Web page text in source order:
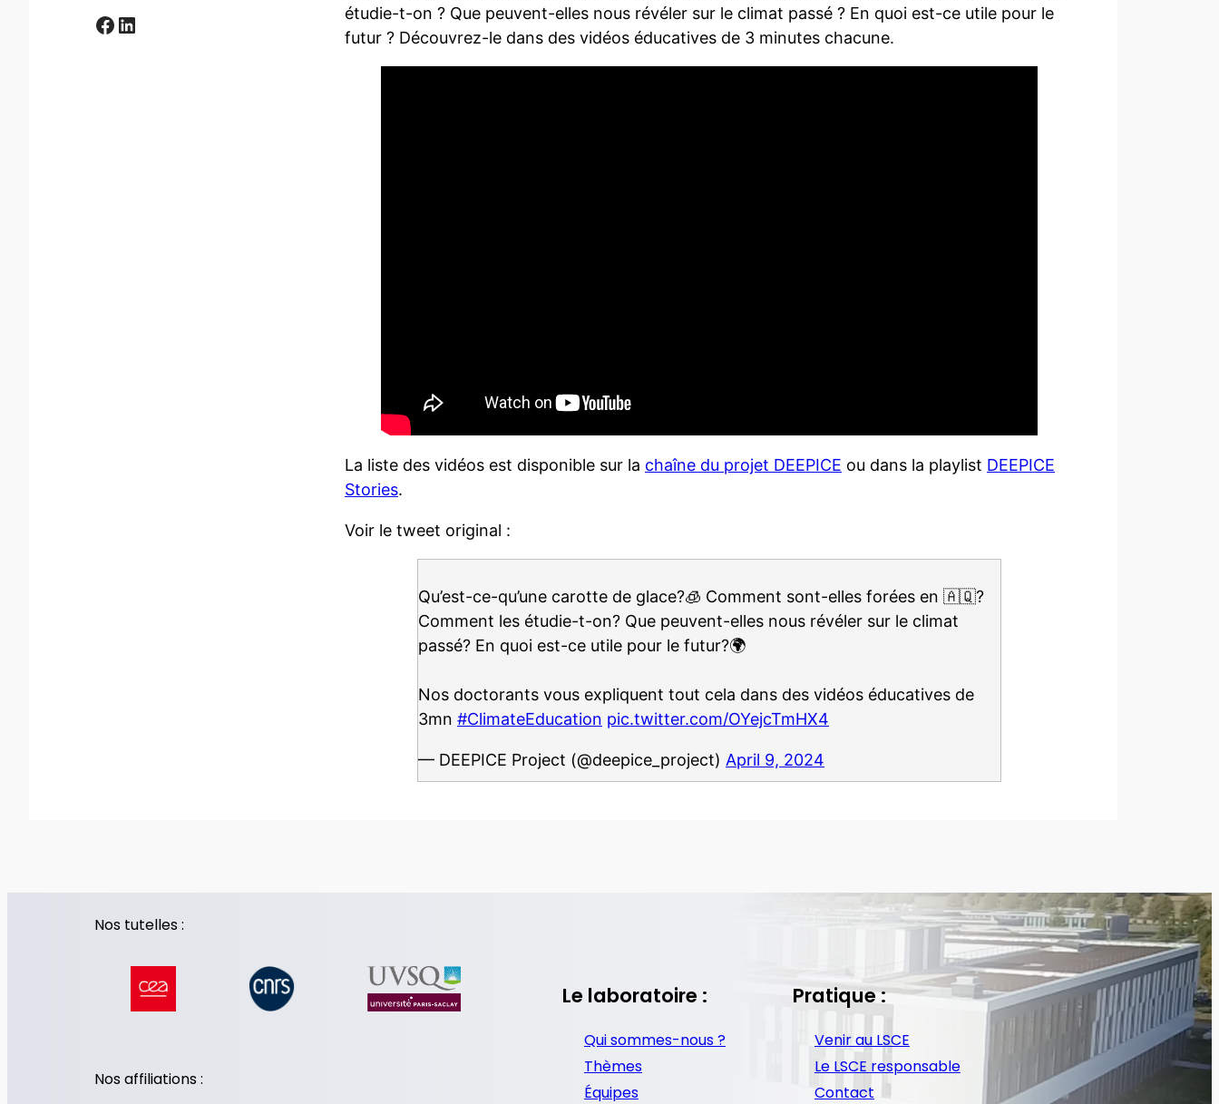
Facebook LinkedIn
étudie-t-on ? Que peuvent-elles nous révéler sur le climat passé ? En quoi est-ce utile pour le
futur ? Découvrez-le dans des vidéos éducatives de 3 minutes chacune.
La liste des vidéos est disponible sur la chaîne du projet DEEPICE ou dans la playlist DEEPICE
Stories.
Voir le tweet original :
Qu’est-ce-qu’une carotte de glace?🧊 Comment sont-elles forées en 🇦🇶?
Comment les étudie-t-on? Que peuvent-elles nous révéler sur le climat
passé? En quoi est-ce utile pour le futur?🌍
Nos doctorants vous expliquent tout cela dans des vidéos éducatives de
3mn #ClimateEducation pic.twitter.com/OYejcTmHX4
— DEEPICE Project (@deepice_project) April 9, 2024
Nos tutelles :
Nos affiliations :
Le laboratoire :
Qui sommes-nous ?
Thèmes
Équipes
Pratique :
Venir au LSCE
Le LSCE responsable
Contact